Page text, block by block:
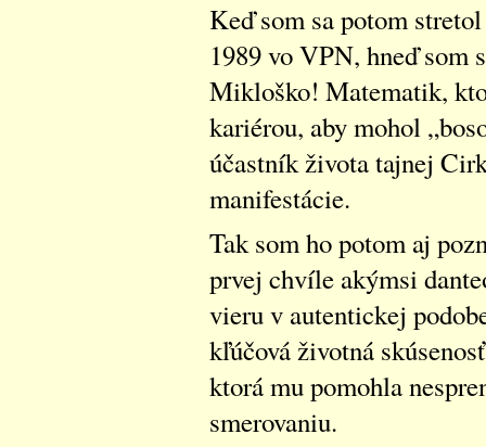
Keď som sa potom
1989 vo VPN, hneď som
Mikloško! Matematik,
kariérou, aby mohol
účastník života tajnej
manifestácie.
Tak som ho potom aj
prvej chvíle akýmsi
vieru v autentickej
kľúčová životná
ktorá mu pomohla
smerovaniu.